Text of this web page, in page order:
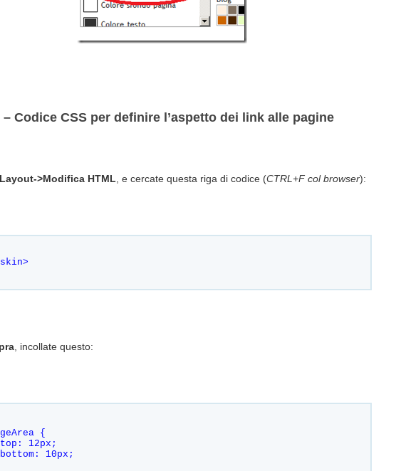
– Codice CSS per definire l’aspetto dei link alle pagine
Layout->Modifica HTML , e cercate questa riga di codice (CTRL+F col browser):
, incollate questo:
{
top: 12px;
bottom: 10px;